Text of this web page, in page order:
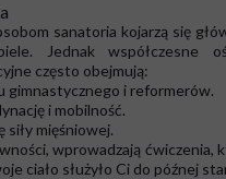
sanatoria kojarzą się
Jednak współczesne
często obejmują:
gimnastycznego i reformerów.
i mobilność.
siły mięśniowej.
wprowadzają ćwiczenia,
ciało służyło Ci do późnej